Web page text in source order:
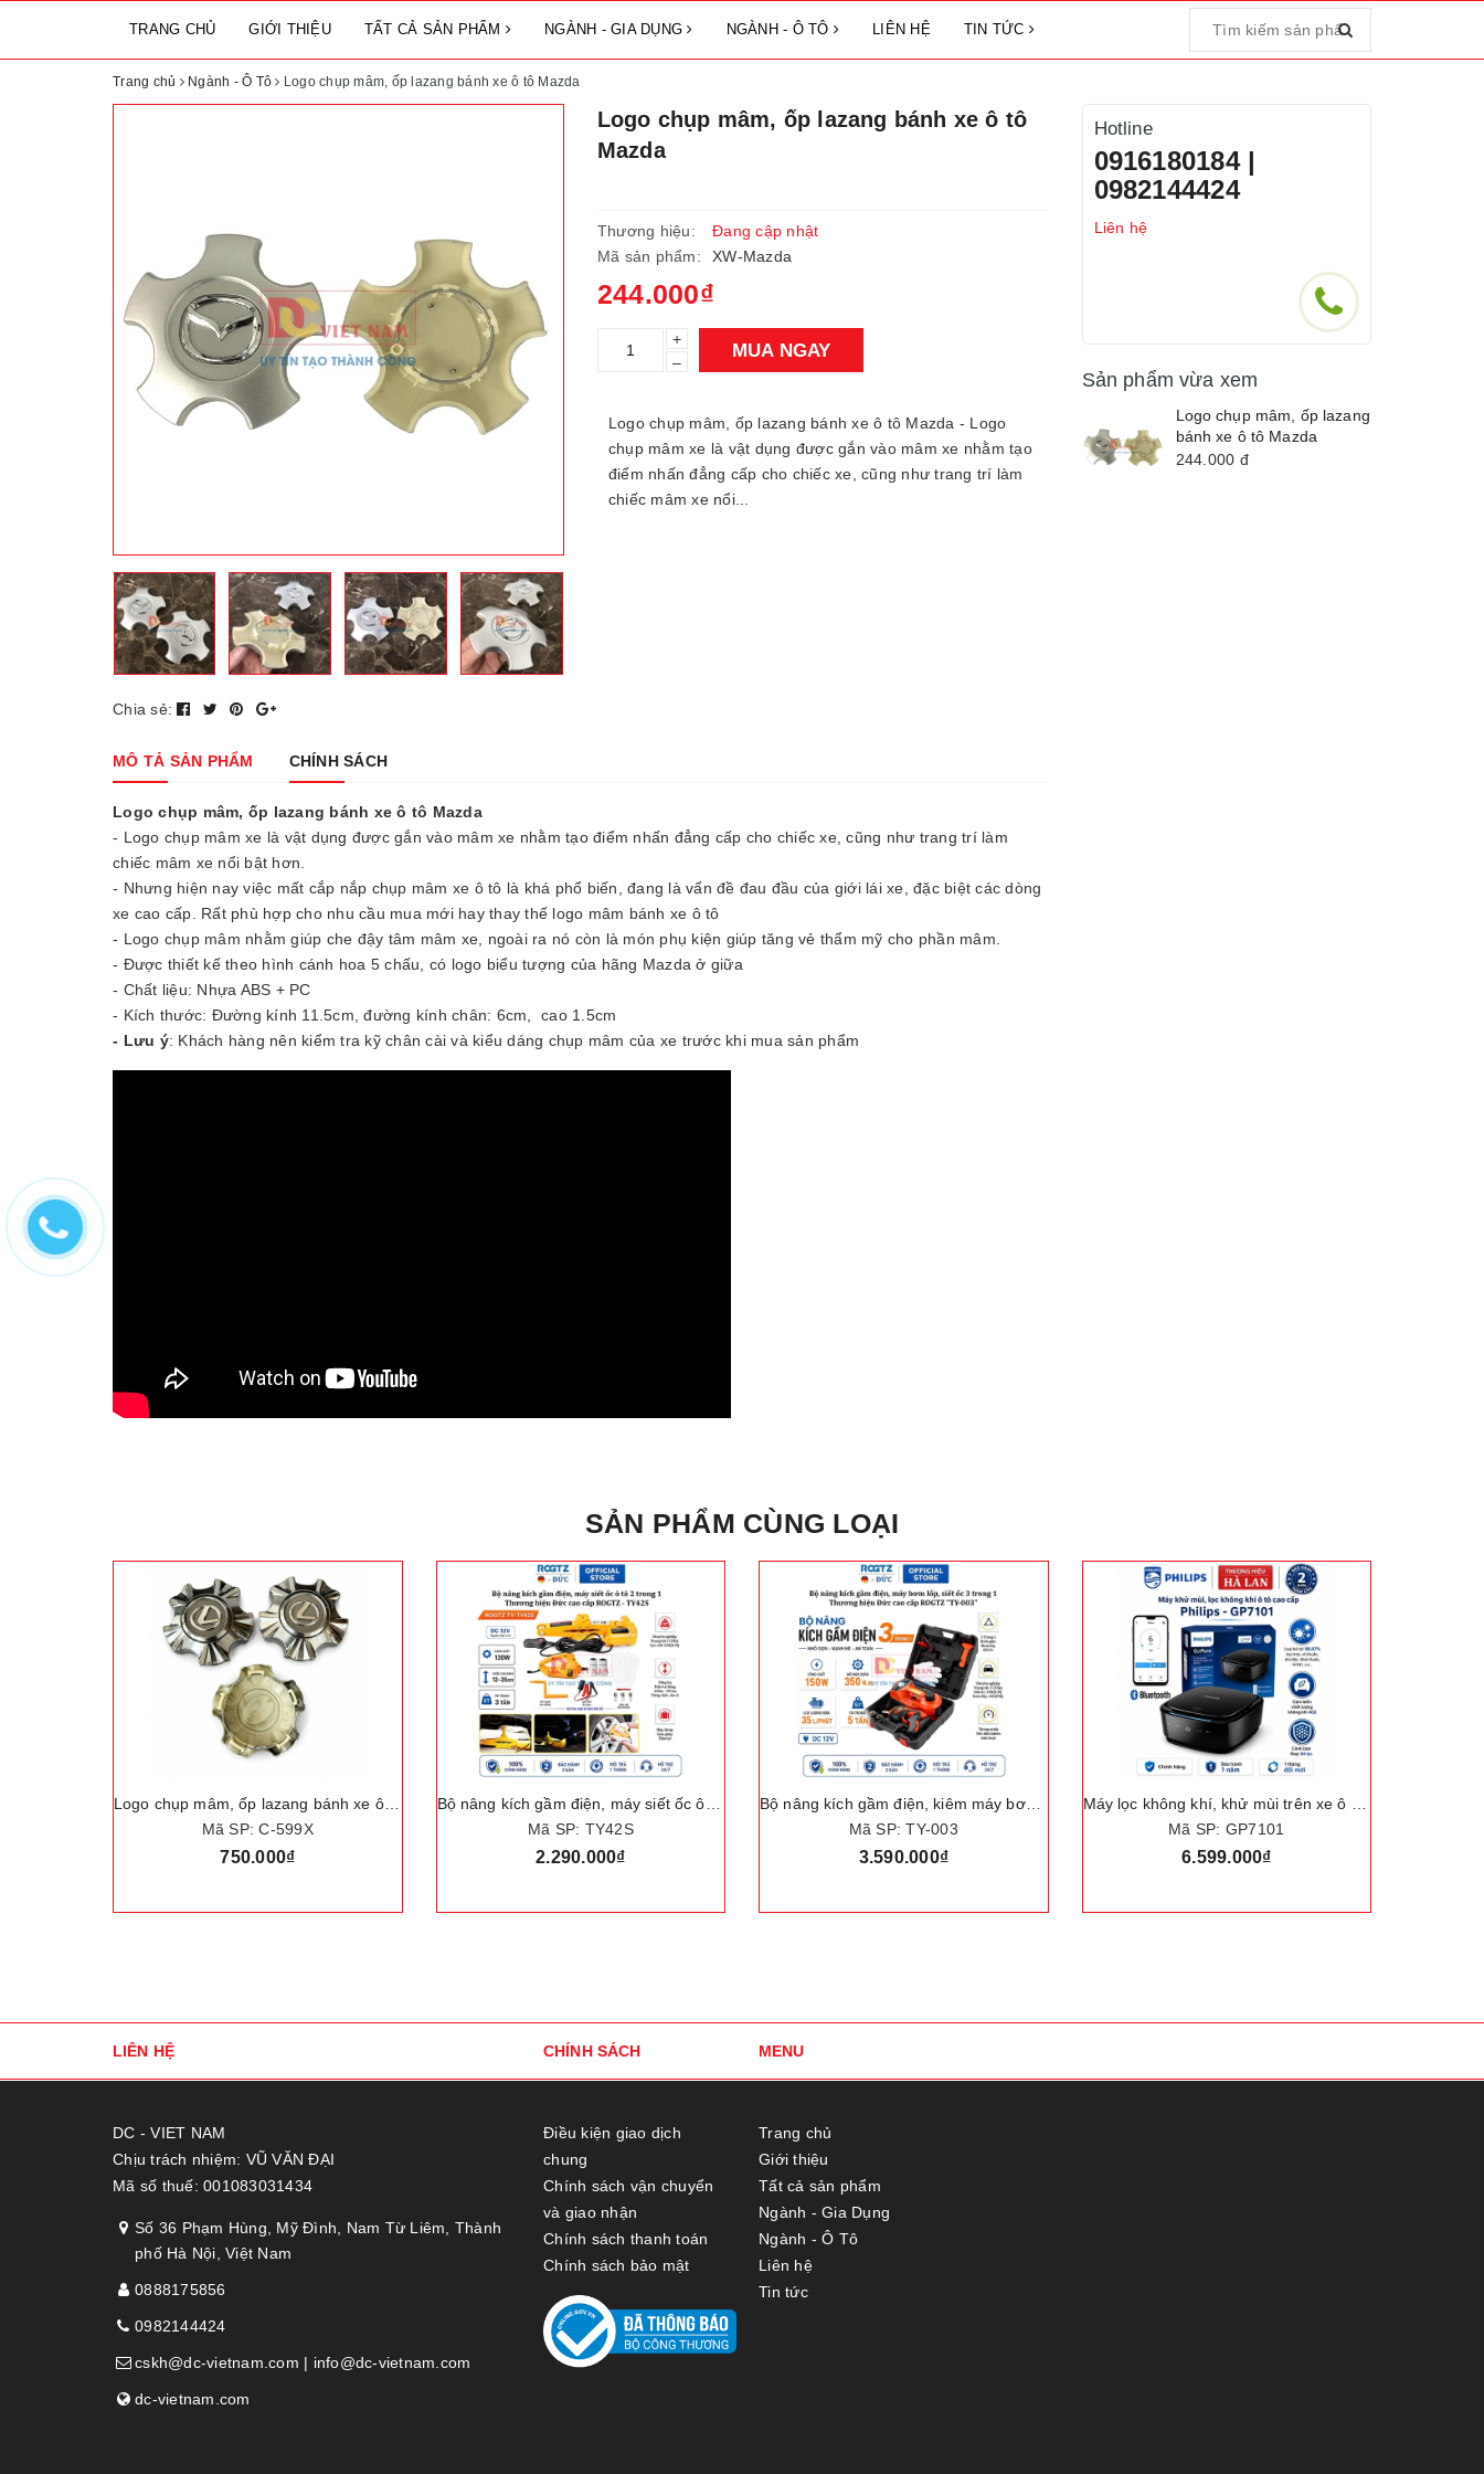
TRANG CHỦ GIỚI THIỆU TẤT CẢ SẢN PHẨM NGÀNH - GIA DỤNG NGÀNH - Ô TÔ LIÊN HỆ TIN TỨC
Trang chủ Ngành - Ô Tô Logo chụp mâm, ốp lazang bánh xe ô tô Mazda
Chia sẻ:
Logo chụp mâm, ốp lazang bánh xe ô tô
Mazda
Thương hiệu:
Đang cập nhật
Mã sản phẩm:
XW-Mazda
244.000₫
+
–
MUA NGAY
Logo chụp mâm, ốp lazang bánh xe ô tô Mazda - Logo
chụp mâm xe là vật dụng được gắn vào mâm xe nhằm tạo
điểm nhấn đẳng cấp cho chiếc xe, cũng như trang trí làm
chiếc mâm xe nổi...
MÔ TẢ SẢN PHẨM CHÍNH SÁCH
Logo chụp mâm, ốp lazang bánh xe ô tô Mazda
- Logo chụp mâm xe là vật dụng được gắn vào mâm xe nhằm tạo điểm nhấn đẳng cấp cho chiếc xe, cũng như trang trí làm
chiếc mâm xe nổi bật hơn.
- Nhưng hiện nay việc mất cắp nắp chụp mâm xe ô tô là khá phổ biến, đang là vấn đề đau đầu của giới lái xe, đặc biệt các dòng
xe cao cấp. Rất phù hợp cho nhu cầu mua mới hay thay thế logo mâm bánh xe ô tô
- Logo chụp mâm nhằm giúp che đậy tâm mâm xe, ngoài ra nó còn là món phụ kiện giúp tăng vẻ thẩm mỹ cho phần mâm.
- Được thiết kế theo hình cánh hoa 5 chấu, có logo biểu tượng của hãng Mazda ở giữa
- Chất liệu: Nhựa ABS + PC
- Kích thước: Đường kính 11.5cm, đường kính chân: 6cm, cao 1.5cm
- Lưu ý: Khách hàng nên kiểm tra kỹ chân cài và kiểu dáng chụp mâm của xe trước khi mua sản phẩm
Hotline
0916180184 |
0982144424
Liên hệ
Sản phẩm vừa xem
Logo chụp mâm, ốp lazang
bánh xe ô tô Mazda
244.000 đ
SẢN PHẨM CÙNG LOẠI
Logo chụp mâm, ốp lazang bánh xe ô tô Lexus LX570 đời 2012
Mã SP: C-599X
750.000₫
Mã SP: TY42S
2.290.000₫
Bộ nâng kích gầm điện, kiêm máy bơm lốp và máy siết ốc ô tô đa năng 3 trong 1. Thương hiệu Đức cao cấp ROGTZ "TY-003"
Mã SP: TY-003
3.590.000₫
Mã SP: GP7101
6.599.000₫
LIÊN HỆ CHÍNH SÁCH MENU
DC - VIET NAM
Chịu trách nhiệm: VŨ VĂN ĐẠI
Mã số thuế: 001083031434
Số 36 Phạm Hùng, Mỹ Đình, Nam Từ Liêm, Thành
phố Hà Nội, Việt Nam
0888175856
0982144424
cskh@dc-vietnam.com | info@dc-vietnam.com
dc-vietnam.com
Điều kiện giao dịch
chung
Chính sách vận chuyển
và giao nhận
Chính sách thanh toán
Chính sách bảo mật
Trang chủ
Giới thiệu
Tất cả sản phẩm
Ngành - Gia Dụng
Ngành - Ô Tô
Liên hệ
Tin tức